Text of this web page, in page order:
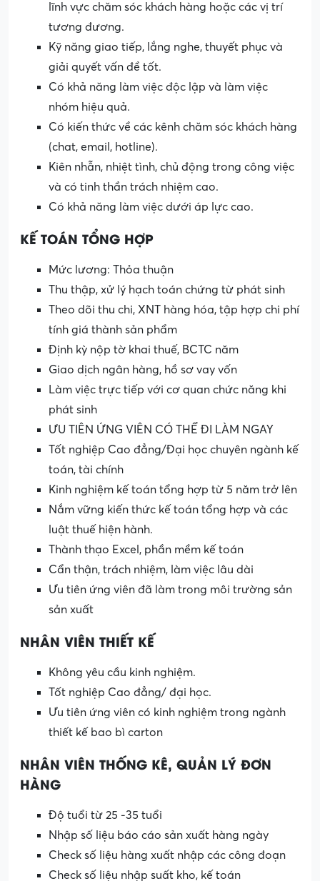
lĩnh vực chăm sóc khách hàng hoặc các vị trí
tương đương.
Kỹ năng giao tiếp, lắng nghe, thuyết phục và
giải quyết vấn đề tốt.
Có khả năng làm việc độc lập và làm việc
nhóm hiệu quả.
Có kiến thức về các kênh chăm sóc khách hàng
(chat, email, hotline).
Kiên nhẫn, nhiệt tình, chủ động trong công việc
và có tinh thần trách nhiệm cao.
Có khả năng làm việc dưới áp lực cao.
KẾ TOÁN TỔNG HỢP
Mức lương: Thỏa thuận
Thu thập, xử lý hạch toán chứng từ phát sinh
Theo dõi thu chi, XNT hàng hóa, tập hợp chi phí
tính giá thành sản phẩm
Định kỳ nộp tờ khai thuế, BCTC năm
Giao dịch ngân hàng, hồ sơ vay vốn
Làm việc trực tiếp với cơ quan chức năng khi
phát sinh
ƯU TIÊN ỨNG VIÊN CÓ THỂ ĐI LÀM NGAY
Tốt nghiệp Cao đẳng/Đại học chuyên ngành kế
toán, tài chính
Kinh nghiệm kế toán tổng hợp từ 5 năm trở lên
Nắm vững kiến thức kế toán tổng hợp và các
luật thuế hiện hành.
Thành thạo Excel, phần mềm kế toán
Cẩn thận, trách nhiệm, làm việc lâu dài
Ưu tiên ứng viên đã làm trong môi trường sản
sản xuất
NHÂN VIÊN THIẾT KẾ
Không yêu cầu kinh nghiệm.
Tốt nghiệp Cao đẳng/ đại học.
Ưu tiên ứng viên có kinh nghiệm trong ngành
thiết kế bao bì carton
NHÂN VIÊN THỐNG KÊ, QUẢN LÝ ĐƠN
HÀNG
Độ tuổi từ 25 -35 tuổi
Nhập số liệu báo cáo sản xuất hàng ngày
Check số liệu hàng xuất nhập các công đoạn
Check số liệu nhập suất kho, kế toán